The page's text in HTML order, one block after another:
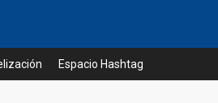
Espacio Hashtag